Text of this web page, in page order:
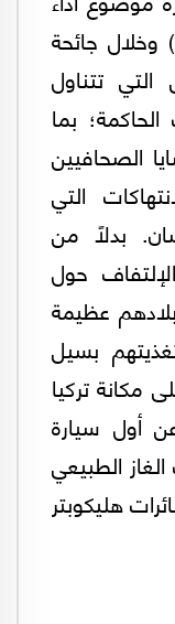
وخلال جائحة
تتناول
بما
الصحافيين
التي
بدلاً من
حول
عظيمة
بسيل
مكانة تركيا
أول سيارة
الطبيعي
هليكوبتر